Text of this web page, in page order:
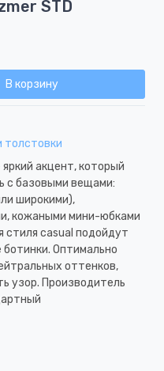
STD
В корзину
толстовки
акцент, который
с базовыми вещами:
широкими),
кожаными мини-юбками
casual подойдут
ботинки. Оптимально
оттенков,
узор. Производитель